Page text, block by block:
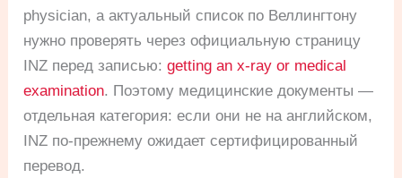
physician, а актуальный список по Веллингтону
нужно проверять через официальную страницу
INZ перед записью:getting an x-ray or medical
examination. Поэтому медицинские документы —
отдельная категория: если они не на английском,
INZ по-прежнему ожидает сертифицированный
перевод.